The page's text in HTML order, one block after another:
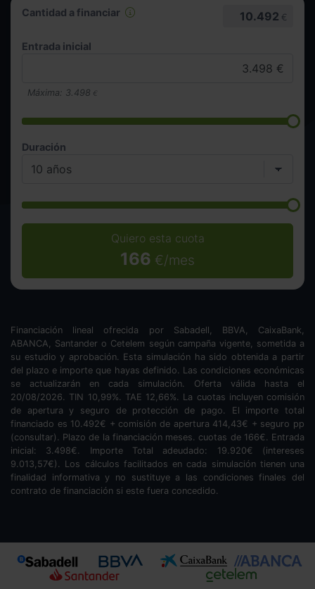
Cantidad a financiar 10.492 €
Entrada inicial
Máxima: 3.498 €
Duración
Quiero esta cuota
166 €/mes
Financiación lineal ofrecida por Sabadell, BBVA, CaixaBank,
ABANCA, Santander o Cetelem según campaña vigente, sometida a
su estudio y aprobación. Esta simulación ha sido obtenida a partir
del plazo e importe que hayas definido. Las condiciones económicas
se actualizarán en cada simulación. Oferta válida hasta el
20/08/2026. TIN 10,99%. TAE 12,66%. La cuotas incluyen comisión
de apertura y seguro de protección de pago. El importe total
financiado es 10.492€ + comisión de apertura 414,43€ + seguro pp
(consultar). Plazo de la financiación meses. cuotas de 166€. Entrada
inicial: 3.498€. Importe Total adeudado: 19.920€ (intereses
9.013,57€). Los cálculos facilitados en cada simulación tienen una
finalidad informativa y no sustituye a las condiciones finales del
contrato de financiación si este fuera concedido.